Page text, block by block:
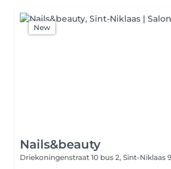
New
Nails&beauty
Driekoningenstraat 10 bus 2, Sint-Niklaas